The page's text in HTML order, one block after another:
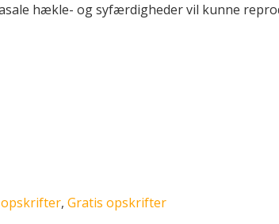
hækle- og syfærdigheder vil kunne
opskrifter, Gratis opskrifter